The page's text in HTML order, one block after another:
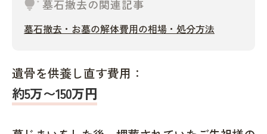
tips_and_updates墓石撤去の関連記事
墓石撤去・お墓の解体費用の相場・処分方法
遺骨を供養し直す費用：
約5万〜150万円